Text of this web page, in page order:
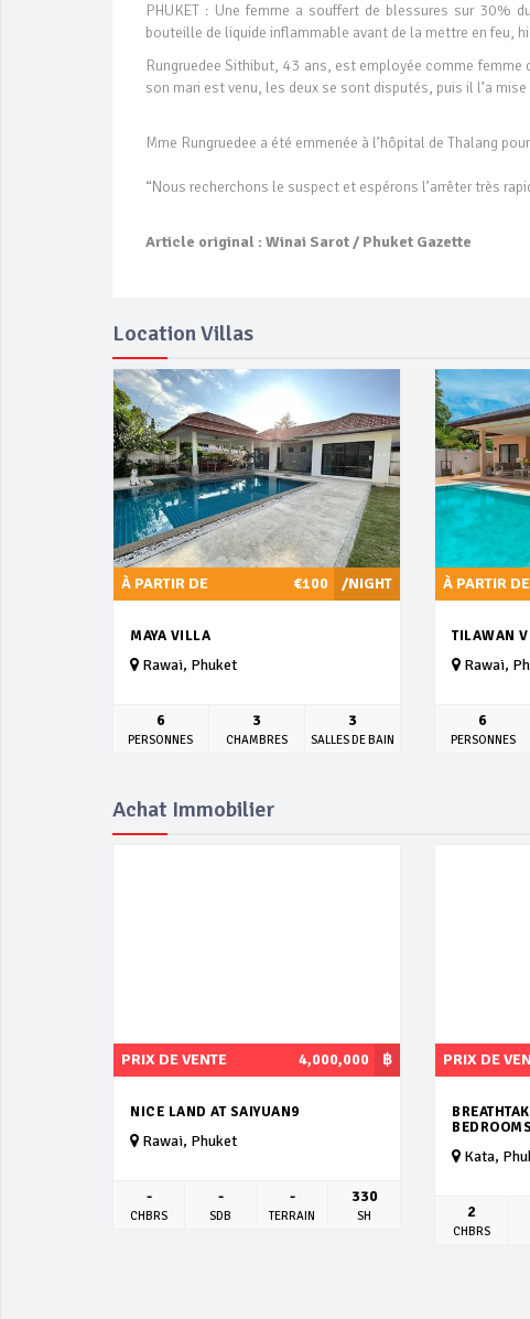
PHUKET : Une femme a souffert de blessures sur 30%
bouteille de liquide inflammable avant de la mettre en feu,
Rungruedee Sithibut, 43 ans, est employée comme
son mari est venu, les deux se sont disputés, puis il l’a
Mme Rungruedee a été emmenée à l’hôpital de Thalang
“Nous recherchons le suspect et espérons l’arrêter très
Article original : Winai Sarot / Phuket Gazette
Location Villas
/NIGHT
À PARTIR DE €100
MAYA VILLA
Rawai, Phuket
6
PERSONNES
3
CHAMBRES
3
SALLES DE BAIN
À PARTIR DE
TILAWAN
Rawai,
6
PERSONNES
Achat Immobilier
฿
PRIX DE VENTE 4,000,000
NICE LAND AT SAIYUAN9
Rawai, Phuket
-
CHBRS
-
SDB
-
TERRAIN
330
SH
PRIX DE
Kata,
2
CHBRS